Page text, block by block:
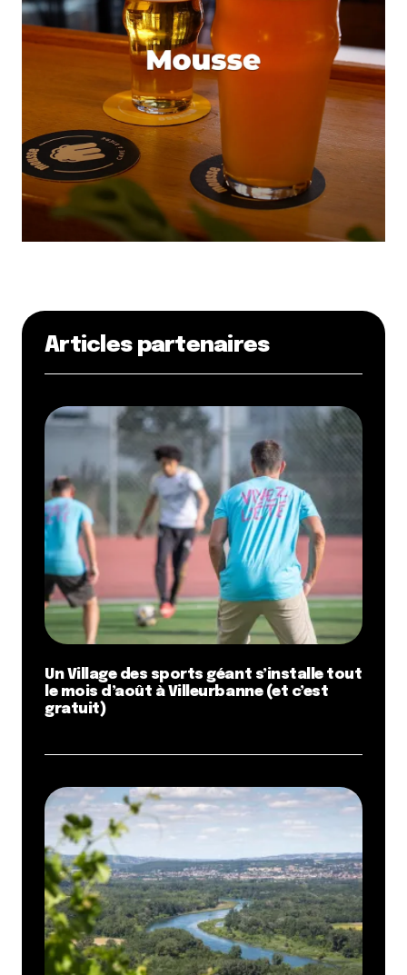
Articles partenaires
Un Village des sports géant s’installe tout
le mois d’août à Villeurbanne (et c’est
gratuit)